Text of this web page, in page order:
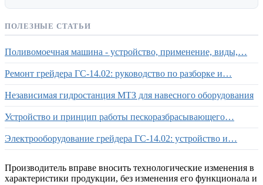
ПОЛЕЗНЫЕ СТАТЬИ
Поливомоечная машина - устройство, применение, виды,…
Ремонт грейдера ГС-14.02: руководство по разборке и…
Независимая гидростанция МТЗ для навесного оборудования
Устройство и принцип работы пескоразбрасывающего…
Электрооборудование грейдера ГС-14.02: устройство и…
Производитель вправе вносить технологические изменения в
характеристики продукции, без изменения его функционала и